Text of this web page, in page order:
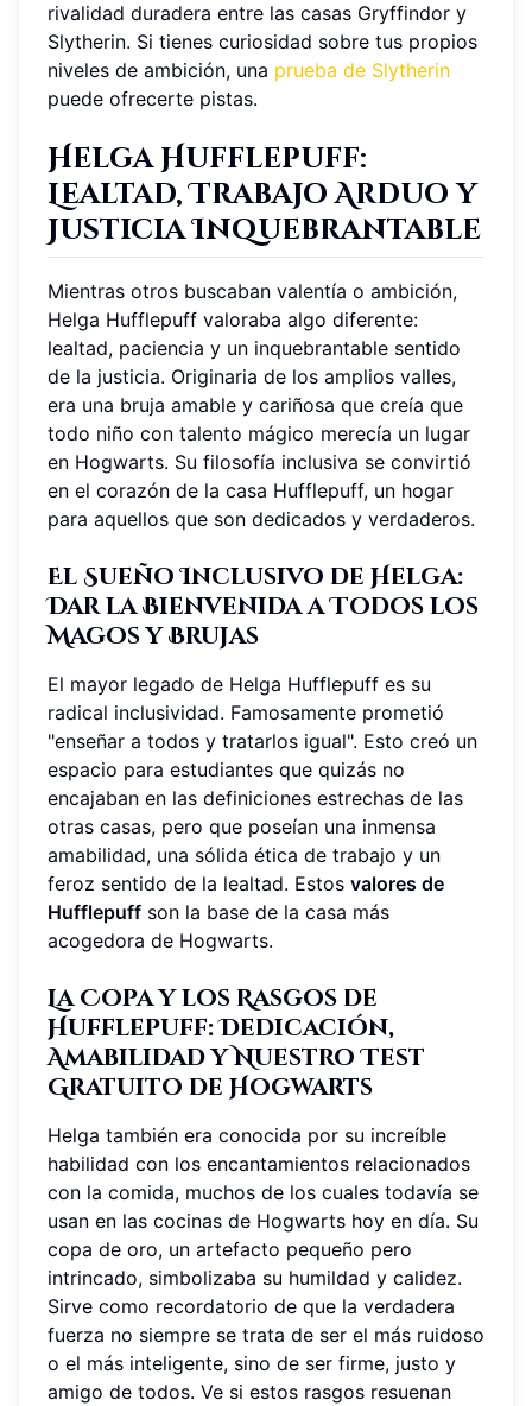
rivalidad duradera entre las casas Gryffindor y
Slytherin. Si tienes curiosidad sobre tus propios
niveles de ambición, una prueba de Slytherin
puede ofrecerte pistas.
Helga Hufflepuff:
Lealtad, Trabajo Arduo y
Justicia Inquebrantable
Mientras otros buscaban valentía o ambición,
Helga Hufflepuff valoraba algo diferente:
lealtad, paciencia y un inquebrantable sentido
de la justicia. Originaria de los amplios valles,
era una bruja amable y cariñosa que creía que
todo niño con talento mágico merecía un lugar
en Hogwarts. Su filosofía inclusiva se convirtió
en el corazón de la casa Hufflepuff, un hogar
para aquellos que son dedicados y verdaderos.
El Sueño Inclusivo de Helga:
Dar la Bienvenida a Todos los
Magos y Brujas
El mayor legado de Helga Hufflepuff es su
radical inclusividad. Famosamente prometió
"enseñar a todos y tratarlos igual". Esto creó un
espacio para estudiantes que quizás no
encajaban en las definiciones estrechas de las
otras casas, pero que poseían una inmensa
amabilidad, una sólida ética de trabajo y un
feroz sentido de la lealtad. Estos valores de
Hufflepuff son la base de la casa más
acogedora de Hogwarts.
La Copa y los Rasgos de
Hufflepuff: Dedicación,
Amabilidad y Nuestro Test
Gratuito de Hogwarts
Helga también era conocida por su increíble
habilidad con los encantamientos relacionados
con la comida, muchos de los cuales todavía se
usan en las cocinas de Hogwarts hoy en día. Su
copa de oro, un artefacto pequeño pero
intrincado, simbolizaba su humildad y calidez.
Sirve como recordatorio de que la verdadera
fuerza no siempre se trata de ser el más ruidoso
o el más inteligente, sino de ser firme, justo y
amigo de todos. Ve si estos rasgos resuenan